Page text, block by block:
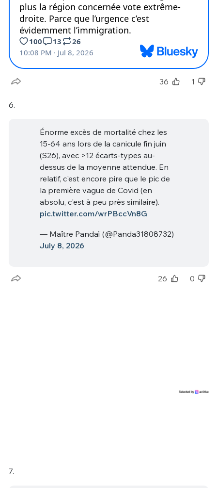
36 1
6.
Énorme excès de mortalité chez les
15-64 ans lors de la canicule fin juin
(S26), avec >12 écarts-types au-
dessus de la moyenne attendue. En
relatif, c'est encore pire que le pic de
la première vague de Covid (en
absolu, c'est à peu près similaire).
pic.twitter.com/wrPBccVn8G
— Maître Pandaï (@Panda31808732)
July 8, 2026
26 0
7.